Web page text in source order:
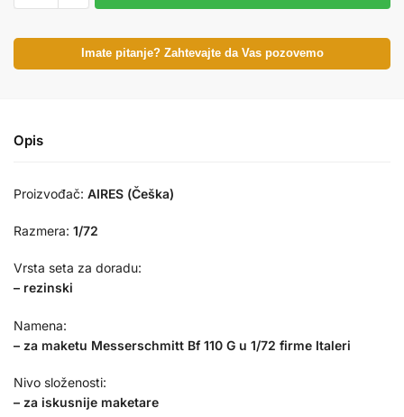
Imate pitanje? Zahtevajte da Vas pozovemo
Opis
Proizvođač: AIRES (Češka)
Razmera: 1/72
Vrsta seta za doradu:
– rezinski
Namena:
– za maketu Messerschmitt Bf 110 G u 1/72 firme Italeri
Nivo složenosti:
– za iskusnije maketare